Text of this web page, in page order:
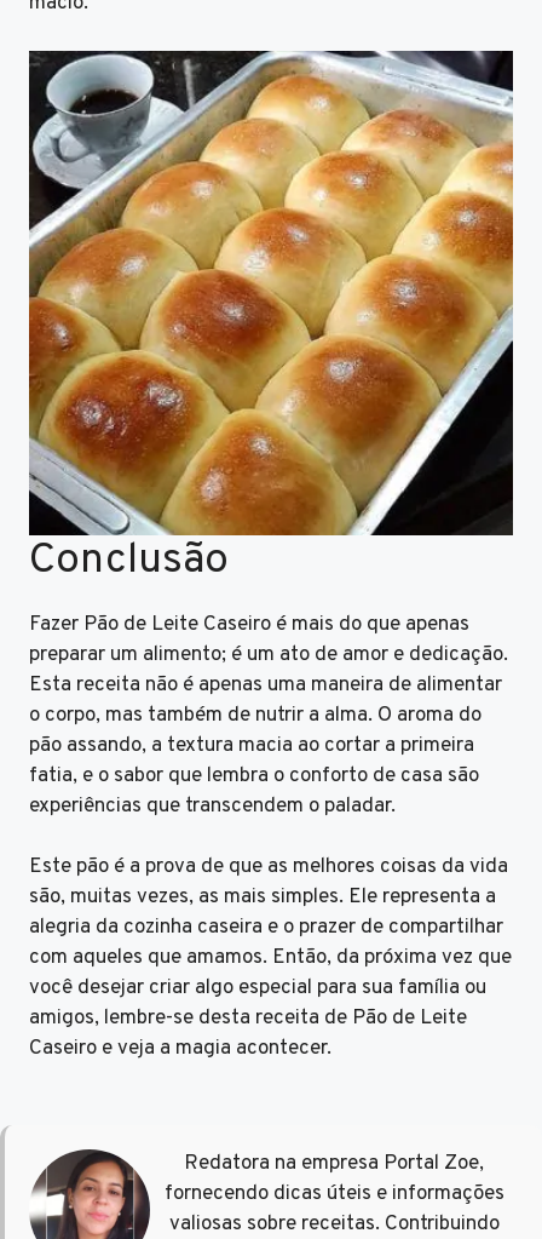
Conclusão
Fazer Pão de Leite Caseiro é mais do que apenas
preparar um alimento; é um ato de amor e dedicação.
Esta receita não é apenas uma maneira de alimentar
o corpo, mas também de nutrir a alma. O aroma do
pão assando, a textura macia ao cortar a primeira
fatia, e o sabor que lembra o conforto de casa são
experiências que transcendem o paladar.
Este pão é a prova de que as melhores coisas da vida
são, muitas vezes, as mais simples. Ele representa a
alegria da cozinha caseira e o prazer de compartilhar
com aqueles que amamos. Então, da próxima vez que
você desejar criar algo especial para sua família ou
amigos, lembre-se desta receita de Pão de Leite
Caseiro e veja a magia acontecer.
Redatora na empresa Portal Zoe,
fornecendo dicas úteis e informações
valiosas sobre receitas. Contribuindo